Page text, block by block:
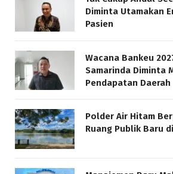
Diminta Utamakan
Pasien
Wacana Bankeu
Samarinda Diminta
Pendapatan Daerah
Polder Air Hitam
Ruang Publik Baru